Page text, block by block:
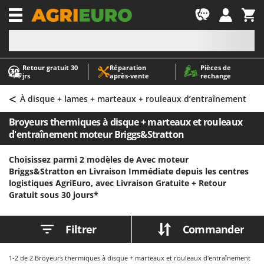
Retour gratuit 30
jrs
Réparation
après‑vente
Pièces de
rechange
-1
A
Abris de jardin
Accessoires pour tracteurs tondeuses autoportés
Aérateurs Scarificateurs pour gazon
Arracheuses de pommes de terre pour tracteur
Aspirateurs à cendres
Aspirateurs à feuilles sur roues
Aspirateurs de piscine
Atomiseurs agricoles pour tracteurs
Atomiseurs pour traitements
A
AgriEuro Premium
AgriEuro TOP-LINE
AGT
Airmec
AL-KO
Alpina
Ama
< À disque + lames + marteaux + rouleaux d’entraînement
Broyeurs thermiques à disque + marteaux et rouleaux
d'entraînement moteur Briggs&Stratton
Choisissez parmi 2 modèles de Avec moteur
Briggs&Stratton en Livraison Immédiate depuis les centres
logistiques AgriEuro, avec Livraison Gratuite + Retour
Gratuit sous 30 jours*
Filtrer Commander
1-2 de 2 Broyeurs thermiques à disque + marteaux et rouleaux d'entraînement